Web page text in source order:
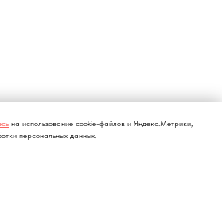
на использование cookie-файлов и Яндекс.Метрики,
персональных данных.